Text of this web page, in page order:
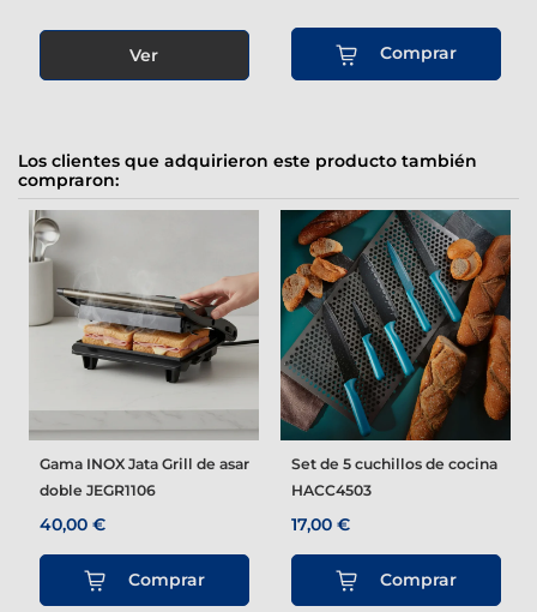
Ver Comprar
Los clientes que adquirieron este producto también
compraron:
Gama INOX Jata Grill de asar
doble JEGR1106
40,00 €
Comprar
Set de 5 cuchillos de cocina
HACC4503
17,00 €
Comprar